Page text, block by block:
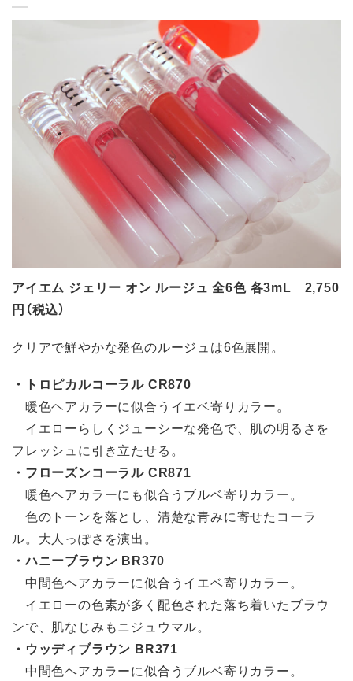
アイエム ジェリー オン ルージュ 全6色 各3mL 2,750
円（税込）
クリアで鮮やかな発色のルージュは6色展開。
・トロピカルコーラル CR870
暖色ヘアカラーに似合うイエベ寄りカラー。
イエローらしくジューシーな発色で、肌の明るさを
フレッシュに引き立たせる。
・フローズンコーラル CR871
暖色ヘアカラーにも似合うブルベ寄りカラー。
色のトーンを落とし、清楚な青みに寄せたコーラ
ル。大人っぽさを演出。
・ハニーブラウン BR370
中間色ヘアカラーに似合うイエベ寄りカラー。
イエローの色素が多く配色された落ち着いたブラウ
ンで、肌なじみもニジュウマル。
・ウッディブラウン BR371
中間色ヘアカラーに似合うブルベ寄りカラー。